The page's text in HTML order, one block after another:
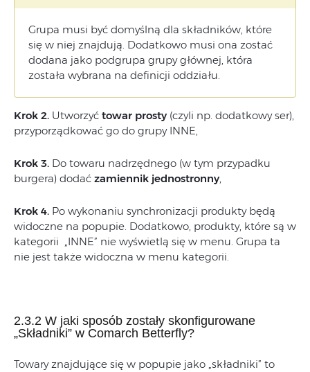
Grupa musi być domyślną dla składników, które
się w niej znajdują. Dodatkowo musi ona zostać
dodana jako podgrupa grupy głównej, która
została wybrana na definicji oddziału.
Krok 2. Utworzyć towar prosty (czyli np. dodatkowy ser),
przyporządkować go do grupy INNE,
Krok 3. Do towaru nadrzędnego (w tym przypadku
burgera) dodać zamiennik jednostronny,
Krok 4. Po wykonaniu synchronizacji produkty będą
widoczne na popupie. Dodatkowo, produkty, które są w
kategorii „INNE” nie wyświetlą się w menu. Grupa ta
nie jest także widoczna w menu kategorii.
2.3.2 W jaki sposób zostały skonfigurowane
„Składniki” w Comarch Betterfly?
Towary znajdujące się w popupie jako „składniki” to